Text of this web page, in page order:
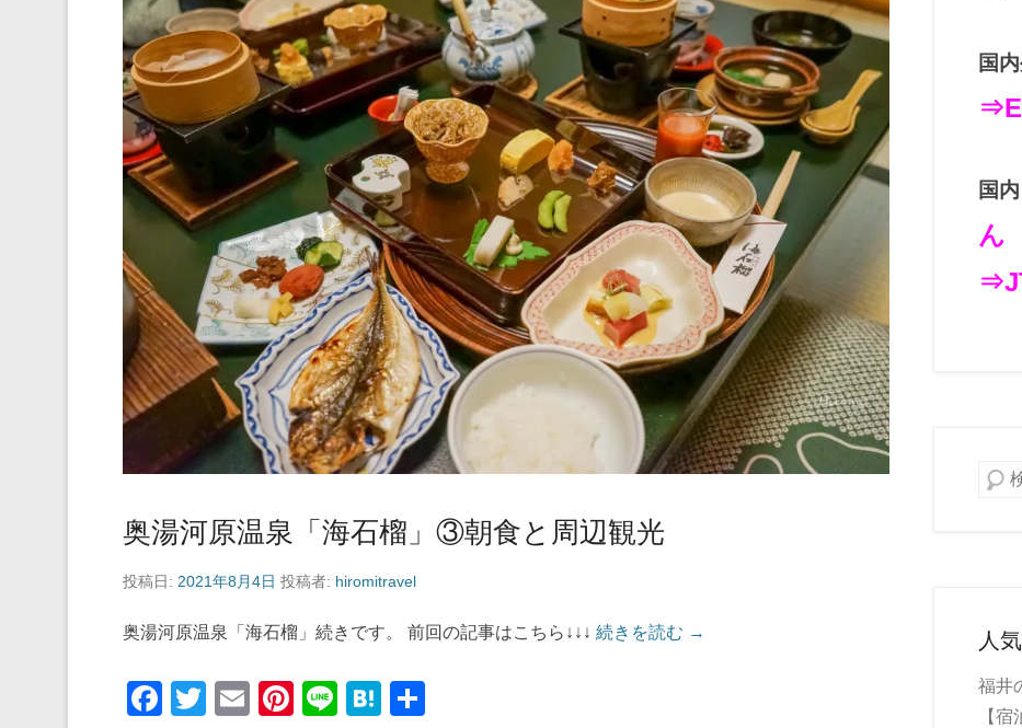
奥湯河原温泉「海石榴」③朝食と周辺観光
投稿日: 2021年8月4日 投稿者: hiromitravel
奥湯河原温泉「海石榴」続きです。 前回の記事はこちら↓↓↓ 続きを読む →
F
T
E
Pi
Li
H
国
国
ん
検索
人
福井
【